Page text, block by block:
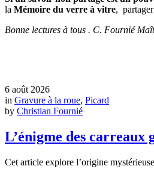
la Mémoire du verre à vitre,
Bonne lectures à tous . C. Fournié
6 août 2026
in Gravure à la roue, Picard
by Christian Fournié
L’énigme des
Cet article explore l’origine